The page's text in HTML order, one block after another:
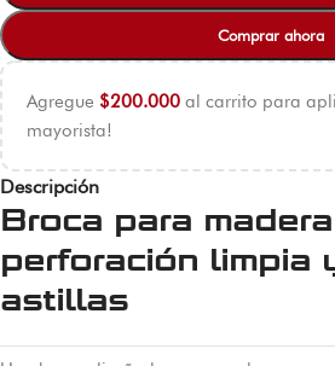
Comprar ahora
Agregue $200.000 al carrito para
mayorista!
Descripción
Broca para
perforación limpia
astillas